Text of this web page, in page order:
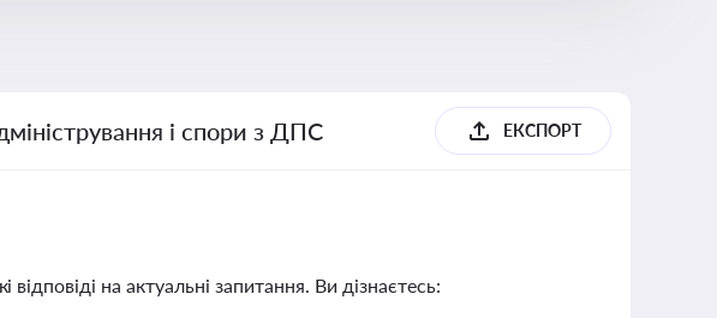
і спори з ДПС ЕКСПОРТ
на актуальні запитання. Ви дізнаєтесь: